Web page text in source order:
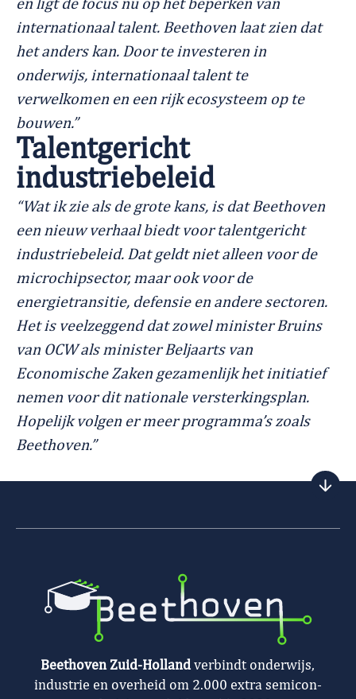
en ligt de focus nu op het beperken van
internationaal talent. Beethoven laat zien dat
het anders kan. Door te investeren in
onderwijs, internationaal talent te
verwelkomen en een rijk ecosysteem op te
bouwen.”
Talentgericht
industriebeleid
“Wat ik zie als de grote kans, is dat Beethoven
een nieuw verhaal biedt voor talentgericht
industriebeleid. Dat geldt niet alleen voor de
microchipsector, maar ook voor de
energietransitie, defensie en andere sectoren.
Het is veelzeggend dat zowel minister Bruins
van OCW als minister Beljaarts van
Economische Zaken gezamenlijk het initiatief
nemen voor dit nationale versterkingsplan.
Hopelijk volgen er meer programma’s zoals
Beethoven.”
Beethoven Zuid-Hollandverbindt onderwijs,
industrie en overheid om 2.000 extra semicon-